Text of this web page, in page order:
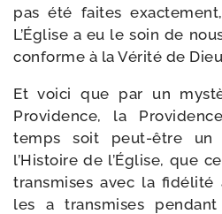
pas été faites exac­te­ment,
L’Église a eu le soin de
conforme à la Vérité de
Et voi­ci que par un
Providence, la
temps soit peut-​être un
l’Histoire de l’Église, que
trans­mises avec la fidé­li­té
les a trans­mises